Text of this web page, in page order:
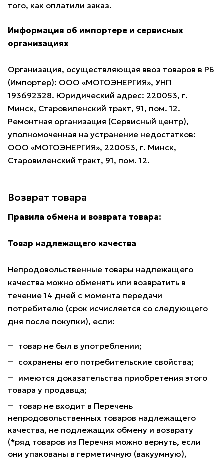
того, как оплатили заказ.
Информация об импортере и сервисных
организациях
Организация, осуществляющая ввоз товаров в РБ
(Импортер): ООО «МОТОЭНЕРГИЯ», УНП
193692328. Юридический адрес: 220053, г.
Минск, Старовиленский тракт, 91, пом. 12.
Ремонтная организация (Сервисный центр),
уполномоченная на устранение недостатков:
ООО «МОТОЭНЕРГИЯ», 220053, г. Минск,
Старовиленский тракт, 91, пом. 12.
Возврат товара
Правила обмена и возврата товара:
Товар надлежащего качества
Непродовольственные товары надлежащего
качества можно обменять или возвратить в
течение 14 дней с момента передачи
потребителю (срок исчисляется со следующего
дня после покупки), если:
товар не был в употреблении;
сохранены его потребительские свойства;
имеются доказательства приобретения этого
товара у продавца;
товар не входит в Перечень
непродовольственных товаров надлежащего
качества, не подлежащих обмену и возврату
(*ряд товаров из Перечня можно вернуть, если
они упакованы в герметичную (вакуумную),